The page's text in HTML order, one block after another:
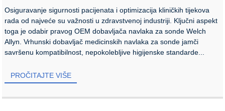
Osiguravanje sigurnosti pacijenata i optimizacija kliničkih tijekova
rada od najveće su važnosti u zdravstvenoj industriji. Ključni aspekt
toga je odabir pravog OEM dobavljača navlaka za sonde Welch
Allyn. Vrhunski dobavljač medicinskih navlaka za sonde jamči
savršenu kompatibilnost, nepokolebljive higijenske standarde...
PROČITAJTE VIŠE